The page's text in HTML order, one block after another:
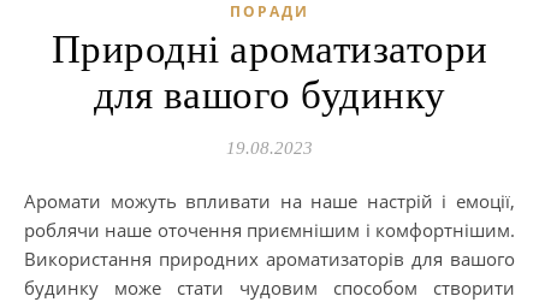
ПОРАДИ
Природні ароматизатори
для вашого будинку
19.08.2023
Аромати можуть впливати на наше настрій і емоції,
роблячи наше оточення приємнішим і комфортнішим.
Використання природних ароматизаторів для вашого
будинку може стати чудовим способом створити